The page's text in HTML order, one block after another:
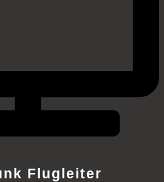
Flugleiter